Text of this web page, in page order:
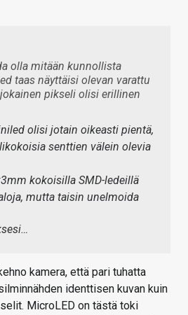
olla mitään kunnollista
taas näyttäisi olevan varattu
pikseli olisi erillinen
olisi jotain oikeasti pientä,
senttien välein olevia
kokoisilla SMD-ledeillä
mutta taisin unelmoida
kamera, että pari tuhatta
identtisen kuvan kuin
MicroLED on tästä toki